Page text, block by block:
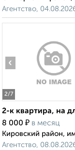
Агентство,
2/7
‹
2-к квартира, на
8 000 ₽ в месяц
Кировский район,
Агентство,